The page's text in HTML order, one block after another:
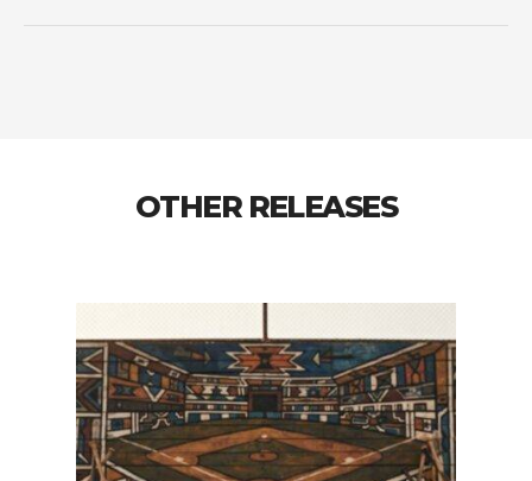
OTHER RELEASES